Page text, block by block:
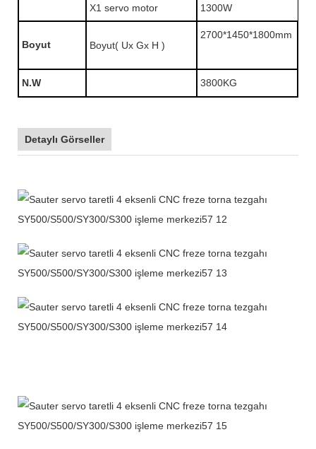
X1 servo motor 1300W
Boyut Boyut( Ux Gx H )
2700*1450*1800mm
N.W 3800KG
Detaylı Görseller